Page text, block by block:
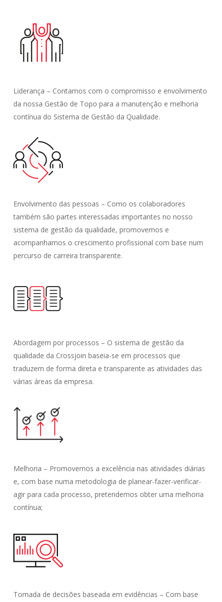
Liderança – Contamos com o compromisso e envolvimento
da nossa Gestão de Topo para a manutenção e melhoria
contínua do Sistema de Gestão da Qualidade.
Envolvimento das pessoas – Como os colaboradores
também são partes interessadas importantes no nosso
sistema de gestão da qualidade, promovemos e
acompanhamos o crescimento profissional com base num
percurso de carreira transparente.
Abordagem por processos – O sistema de gestão da
qualidade da Crossjoin baseia-se em processos que
traduzem de forma direta e transparente as atividades das
várias áreas da empresa.
Melhoria – Promovemos a excelência nas atividades diárias
e, com base numa metodologia de planear-fazer-verificar-
agir para cada processo, pretendemos obter uma melhoria
contínua;
Tomada de decisões baseada em evidências – Com base